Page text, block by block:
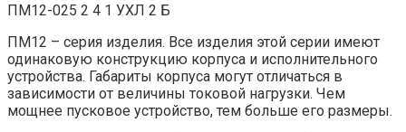
ПМ12-025 2 4 1 УХЛ 2 Б
ПМ12 – серия изделия. Все изделия этой серии имеют
одинаковую конструкцию корпуса и исполнительного
устройства. Габариты корпуса могут отличаться в
зависимости от величины токовой нагрузки. Чем
мощнее пусковое устройство, тем больше его размеры.